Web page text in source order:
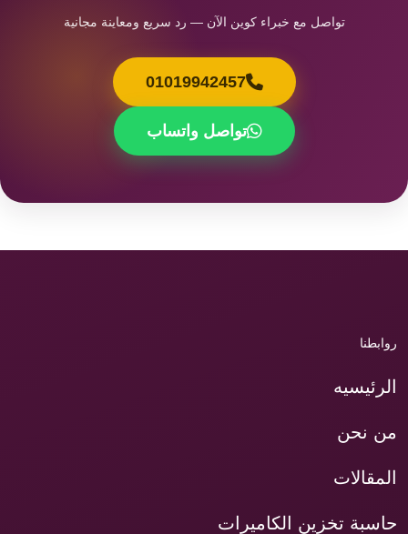
تواصل مع خبراء كوين الآن — رد سريع ومعاينة مجانية
01019942457
تواصل واتساب
روابطنا
الرئيسيه
من نحن
المقالات
حاسبة تخزين الكاميرات